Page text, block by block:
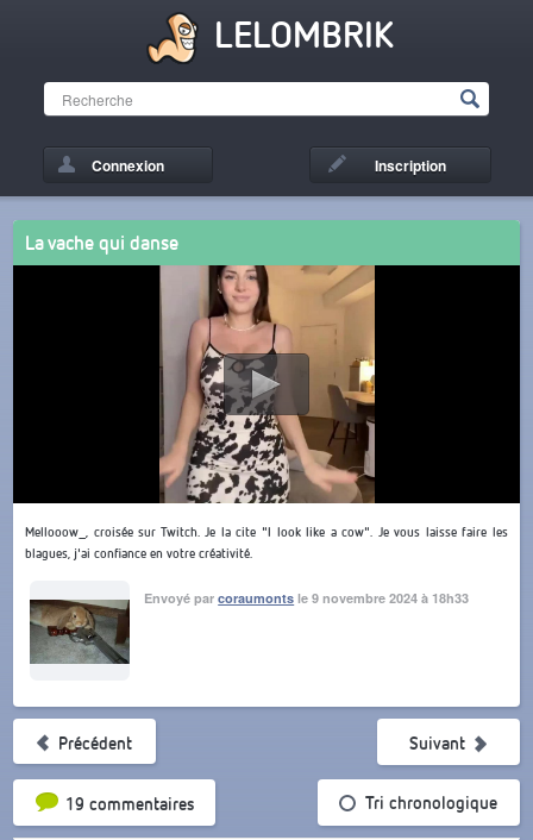
LELOMBRIK
Connexion Inscription
La vache qui danse
Mellooow_, croisée sur Twitch. Je la cite "I look like a cow". Je vous laisse faire les
blagues, j'ai confiance en votre créativité.
Envoyé parcoraumonts le 9 novembre 2024 à 18h33
Précédent
19 commentairesTri par popularité Tri chronologique
Suivant